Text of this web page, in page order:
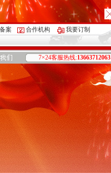
案 合作机构 我要订制
7×24客服热线:13663712063